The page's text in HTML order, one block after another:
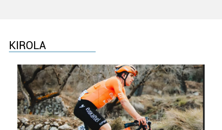
fitxategiak erabiltzen ditu. Zure esperientzia eta
zerbitzuak hobetzeko asmoz, cookie teknologiaz
baliatzen gara. Ohar hau onartuz gero, teknologia hori
erabiltzeko baimen esplizitua ematen diguzu.Gehiago
irakurri
KIROLA